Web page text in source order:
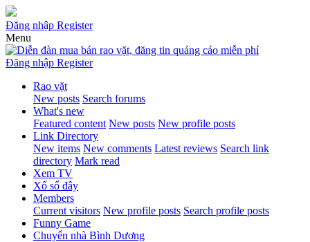
Đăng nhập Register
Menu
Đăng nhập Register
Rao vặt
New posts Search forums
What's new
Featured content New posts New profile posts
Link Directory
New items New comments Latest reviews Search link
directory Mark read
Xem TV
Xổ số đây
Members
Current visitors New profile posts Search profile posts
Funny Game
Chuyển nhà Bình Dương